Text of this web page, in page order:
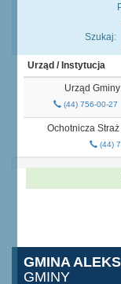
Szukaj:
Urząd / Instytucja
Urząd
(44) 756-00-27
Ochotnicza
(44)
GMINA
GMINY